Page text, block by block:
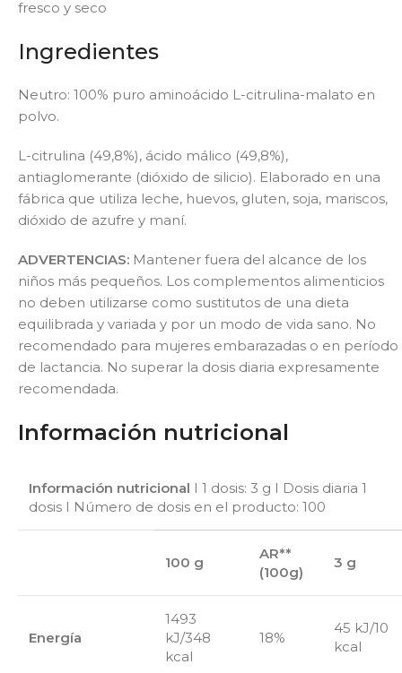
fresco y seco
Ingredientes
Neutro: 100% puro aminoácido L-citrulina-malato en
polvo.
L-citrulina (49,8%), ácido málico (49,8%),
antiaglomerante (dióxido de silicio). Elaborado en una
fábrica que utiliza leche, huevos, gluten, soja, mariscos,
dióxido de azufre y maní.
ADVERTENCIAS: Mantener fuera del alcance de los
niños más pequeños. Los complementos alimenticios
no deben utilizarse como sustitutos de una dieta
equilibrada y variada y por un modo de vida sano. No
recomendado para mujeres embarazadas o en período
de lactancia. No superar la dosis diaria expresamente
recomendada.
Información nutricional
Información nutricional I 1 dosis: 3 g I Dosis diaria 1
dosis I Número de dosis en el producto: 100
100 g
AR**
(100g)
3 g
Energía
1493
kJ/348
kcal
18%
45 kJ/10
kcal